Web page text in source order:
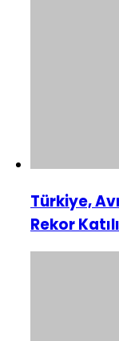
Türkiye,
Rekor